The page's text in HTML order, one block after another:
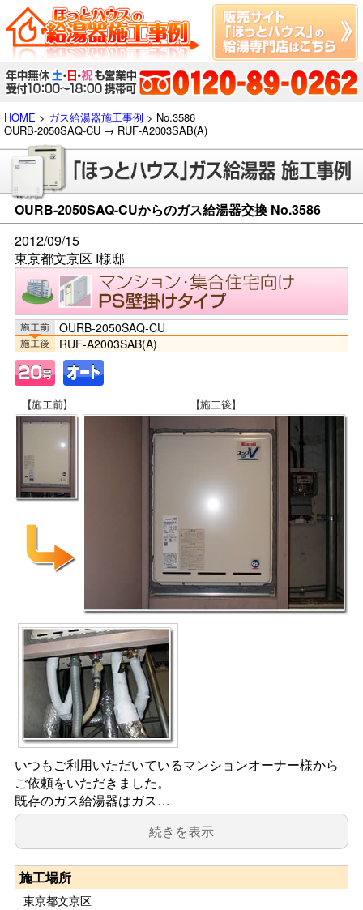
HOME > ガス給湯器施工事例 > No.3586
OURB-2050SAQ-CU → RUF-A2003SAB(A)
OURB-2050SAQ-CUからのガス給湯器交換 No.3586
2012/09/15
東京都文京区 I様邸
OURB-2050SAQ-CU
RUF-A2003SAB(A)
いつもご利用いただいているマンションオーナー様から
ご依頼をいただきました。
既存のガス給湯器はガス…
続きを表示
施工場所
東京都文京区